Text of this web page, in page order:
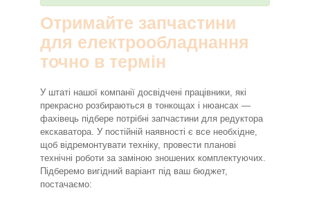
Отримайте запчастини
для електрообладнання
точно в термін
У штаті нашої компанії досвідчені працівники, які
прекрасно розбираються в тонкощах і нюансах —
фахівець підбере потрібні запчастини для редуктора
екскаватора. У постійній наявності є все необхідне,
щоб відремонтувати техніку, провести планові
технічні роботи за заміною зношених комплектуючих.
Підберемо вигідний варіант під ваш бюджет,
постачаємо: